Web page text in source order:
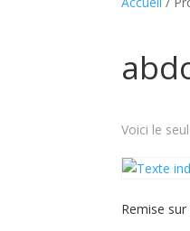
Voici le
Remise